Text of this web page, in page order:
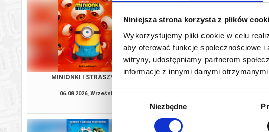
Niniejsza strona korzysta z plików
Wykorzystujemy pliki cookie w celu
aby oferować funkcje społecznościowe
witryny, udostępniamy partnerom
informacje z innymi danymi
Wybór
Niezbędne
MINIONKI I STRASZYDŁA
06.08.2026, Września
SPIDER-MAN: CAŁKIEM NOWY DZIEŃ
kup bilet